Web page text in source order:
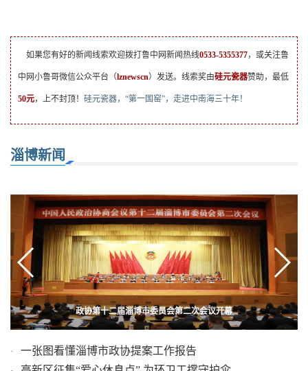
如果您有好的新闻线索欢迎拨打鲁中网新闻热线0533-5355377，或关注鲁
中网小鲁哥微信公众平台（lznewscn）发送。线索奖由硅元瓷器赞助，最低
50元，上不封顶！ 硅元瓷器，“第一国窑”，走进中南海三十年！
淄博新闻
沂源苹果闯泉城 “私人定制”受热捧
政协第十二届淄博市委员会第二次会议开幕
· 一张图看懂淄博市政协提案工作报告